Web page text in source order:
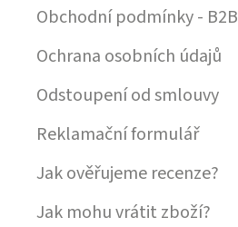
S
U
Obchodní podmínky - B2B
Ochrana osobních údajů
Odstoupení od smlouvy
Reklamační formulář
Jak ověřujeme recenze?
Jak mohu vrátit zboží?